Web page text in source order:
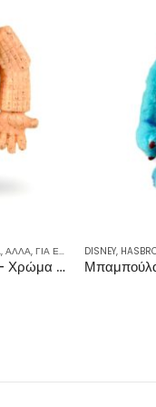
,ΆΛΛΑ,ΓΙΑ ΕΚΕΊΝΟΝ / ΕΚΕΊΝΗ ,
M.U.S.C.L.E. #064 SUNSHINE B – Χρώμα του δέρματος/Ροδακινί Kinnikuman Φιγούρα
DISNEY,